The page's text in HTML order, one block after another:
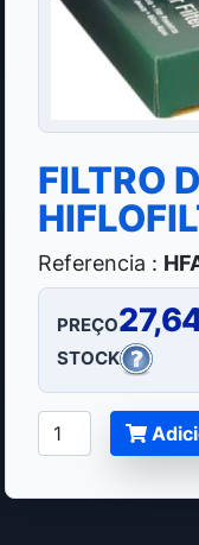
FILTRO
Referencia :
PREÇO
STOCK